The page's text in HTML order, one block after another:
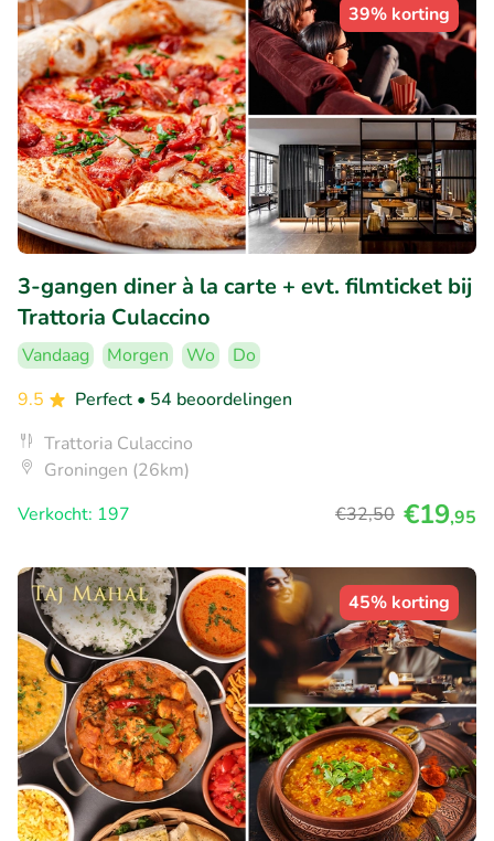
39% korting
3-gangen diner à la carte + evt. filmticket bij
Trattoria Culaccino
Vandaag Morgen Wo
Do
9.5
Perfect • 54 beoordelingen
Trattoria Culaccino
Groningen (26km)
Verkocht: 197
€32,50 €19,95
45% korting